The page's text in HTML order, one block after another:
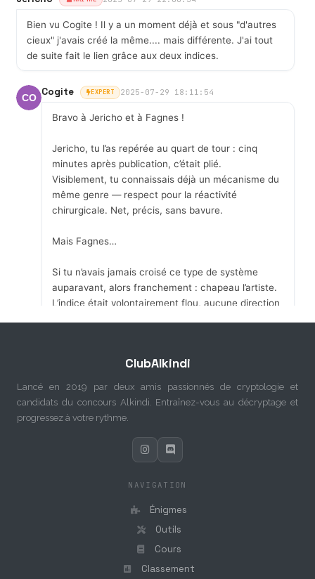
Bien vu Cogite ! Il y a un moment déjà et sous "d'autres
cieux" j'avais créé la même.... mais différente. J'ai tout
de suite fait le lien grâce aux deux indices.
Cogite EXPERT 2025-07-29 18:11:54
Bravo à Jericho et à Fagnes !
Jericho, tu l’as repérée au quart de tour : cinq
minutes après publication, c’était plié.
Visiblement, tu connaissais déjà un mécanisme du
même genre — respect pour la réactivité
chirurgicale. Net, précis, sans bavure.
Mais Fagnes…
Si tu n’avais jamais croisé ce type de système
auparavant, alors franchement : chapeau l’artiste.
L’indice était volontairement flou, aucune direction
Bien joué à tous les deux !
ClubAlkindi
Lancé en 2019 par deux amis passionnés de cryptologie et
candidats du concours Alkindi. Entraînez-vous au décryptage et
progressez à votre rythme.
NAVIGATION
Énigmes
Outils
Cours
Classement